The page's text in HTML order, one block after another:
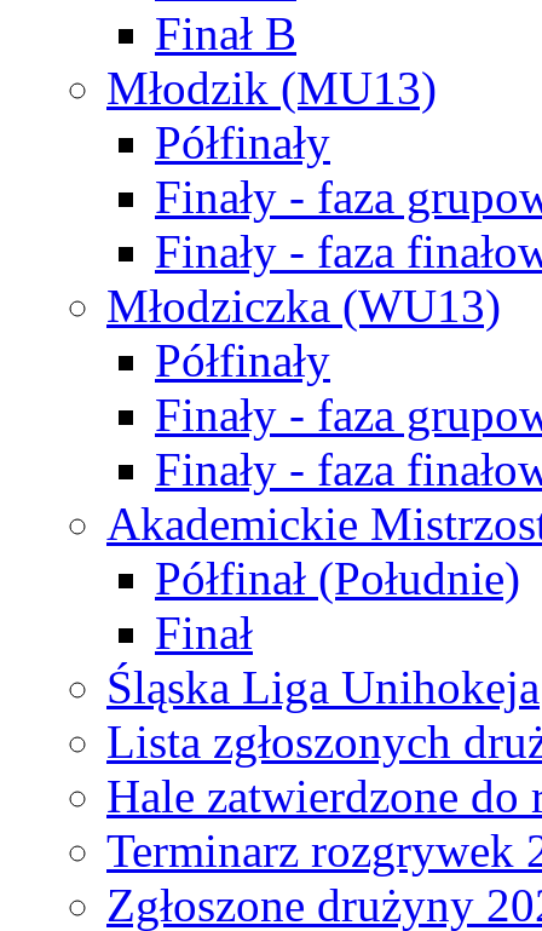
Finał B
Młodzik (MU13)
Półfinały
Finały - faza
Finały - faza
Młodziczka (WU13)
Półfinały
Finały - faza
Finały - faza
Akademickie
Półfinał (Południe)
Finał
Śląska Liga Unihokeja
Lista zgłoszonych
Hale zatwierdzone do
Terminarz rozgrywek
Zgłoszone drużyny